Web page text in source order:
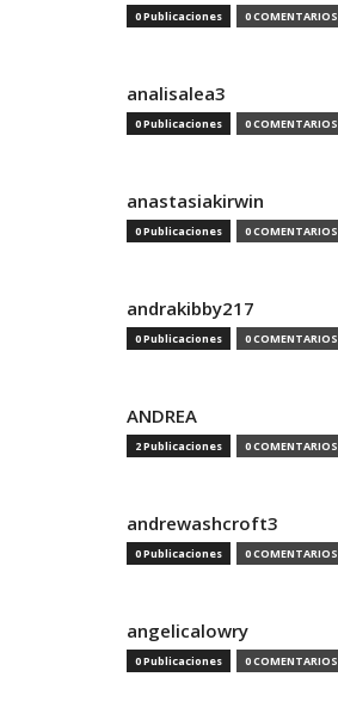
0 Publicaciones 0 COMENTARIOS
analisalea3
0 Publicaciones 0 COMENTARIOS
anastasiakirwin
0 Publicaciones 0 COMENTARIOS
andrakibby217
0 Publicaciones 0 COMENTARIOS
ANDREA
2 Publicaciones 0 COMENTARIOS
andrewashcroft3
0 Publicaciones 0 COMENTARIOS
angelicalowry
0 Publicaciones 0 COMENTARIOS